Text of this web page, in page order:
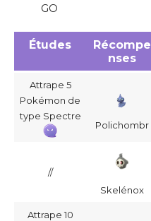
GO
Études
Récompe
nses
Attrape 5
Pokémon de
type Spectre
Polichombr
//
Skelénox
Attrape 10